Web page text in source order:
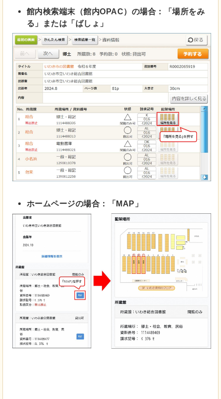
館内検索端末（館内OPAC）の場合：「場所をみ
る」または「ばしょ」
ホームページの場合：「MAP」